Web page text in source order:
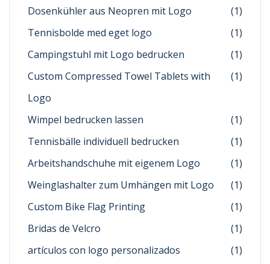
Dosenkühler aus Neopren mit Logo
(1)
Tennisbolde med eget logo
(1)
Campingstuhl mit Logo bedrucken
(1)
Custom Compressed Towel Tablets with
Logo
(1)
Wimpel bedrucken lassen
(1)
Tennisbälle individuell bedrucken
(1)
Arbeitshandschuhe mit eigenem Logo
(1)
Weinglashalter zum Umhängen mit Logo
(1)
Custom Bike Flag Printing
(1)
Bridas de Velcro
(1)
artículos con logo personalizados
(1)